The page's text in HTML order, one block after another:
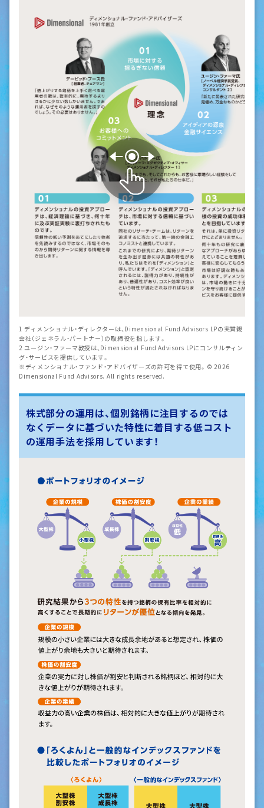
1 ディメンショナル・ディレクターは、Dimensional Fund Advisors LPの実質親
会社（ジェネラル・パートナー）の取締役を指します。
2 ユージン・ファーマ教授は、Dimensional Fund Advisors LPにコンサルティン
グ・サービスを提供しています。
※ディメンショナル・ファンド・アドバイザーズの許可を得て使用。© 2026
Dimensional Fund Advisors. All rights reserved.
株式部分の運用は、個別銘柄に注目するのでは
なく データに基づいた特性に着目する低コスト
の運用手法を採用しています！